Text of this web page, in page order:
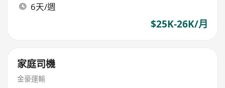
6天/週
$25K-26K/月
家庭司機
金豪運輸